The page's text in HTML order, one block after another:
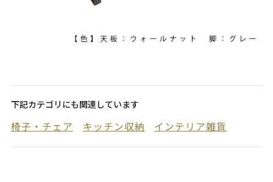
下記カテゴリにも関連しています
椅子・チェア キッチン収納 インテリア雑貨